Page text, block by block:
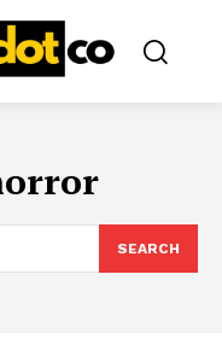
SEARCH